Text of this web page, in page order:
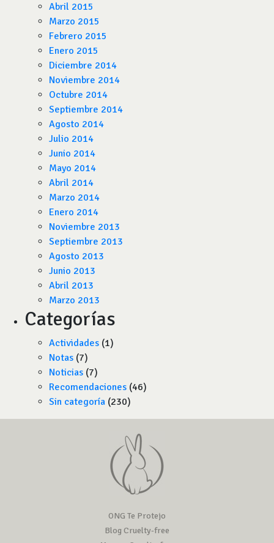
Abril 2015
Marzo 2015
Febrero 2015
Enero 2015
Diciembre 2014
Noviembre 2014
Octubre 2014
Septiembre 2014
Agosto 2014
Julio 2014
Junio 2014
Mayo 2014
Abril 2014
Marzo 2014
Enero 2014
Noviembre 2013
Septiembre 2013
Agosto 2013
Junio 2013
Abril 2013
Marzo 2013
Categorías
Actividades (1)
Notas (7)
Noticias (7)
Recomendaciones (46)
Sin categoría (230)
ONG Te Protejo
Blog Cruelty-free